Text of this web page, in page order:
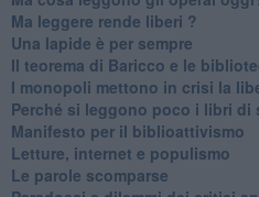
Ma leggere rende liberi ?
​Una lapide è per sempre
Il teorema di Baricco e le
I monopoli mettono in crisi la
​Perché si leggono poco i libri di
​Manifesto per il biblioattivismo
Letture, internet e populismo
​Le parole scomparse